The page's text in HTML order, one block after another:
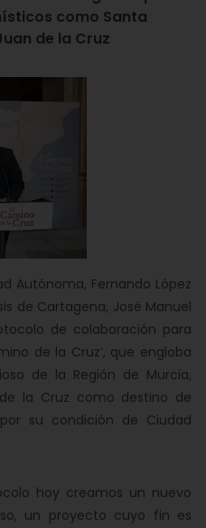
como Santa
de la Cruz
Autónoma, Fernando López
de Cartagena, José Manuel
de colaboración para
de la Cruz’, que engloba
de la Región de Murcia,
la Cruz como destino de
su condición de Ciudad
hoy creamos un nuevo
un proyecto cuyo fin es